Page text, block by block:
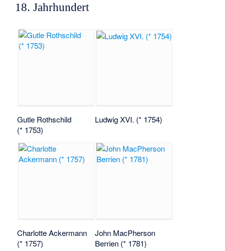
18. Jahrhundert
Gutle Rothschild
(* 1753)
Ludwig XVI. (* 1754)
Charlotte Ackermann
(* 1757)
John MacPherson
Berrien (* 1781)